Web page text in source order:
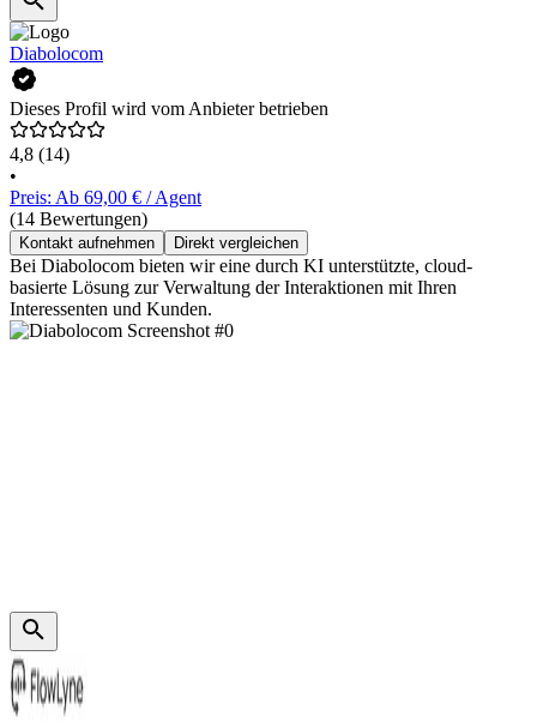
Diabolocom
Dieses Profil wird vom Anbieter betrieben
4,8 (14)
•
Preis: Ab 69,00 € / Agent
(14 Bewertungen)
Kontakt aufnehmen Direkt vergleichen
Bei Diabolocom bieten wir eine durch KI unterstützte, cloud-
basierte Lösung zur Verwaltung der Interaktionen mit Ihren
Interessenten und Kunden.